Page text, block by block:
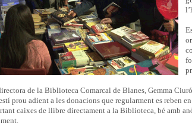
de la Biblioteca Comarcal de Blanes, Gemma
prou adient a les donacions que regularment es reben
caixes de llibre directament a la Biblioteca, bé amb